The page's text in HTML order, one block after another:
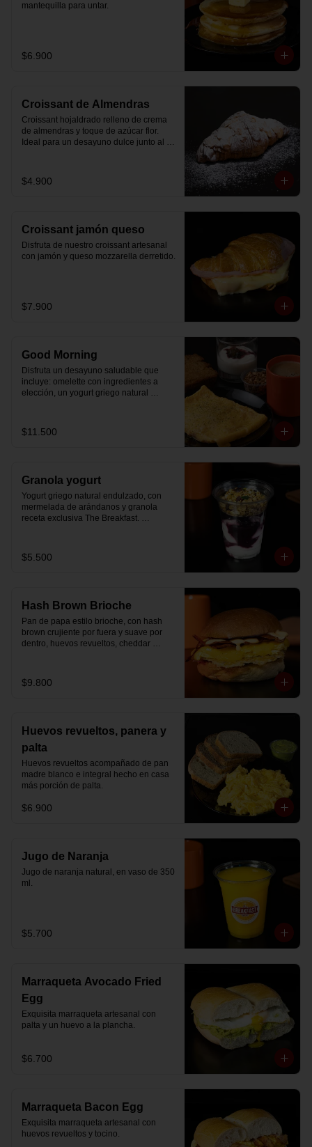
mantequilla para untar.
$6.900
Croissant de Almendras
Croissant hojaldrado relleno de crema
de almendras y toque de azúcar flor.
Ideal para un desayuno dulce junto al
$4.900
Croissant jamón queso
Disfruta de nuestro croissant artesanal
con jamón y queso mozzarella derretido.
$7.900
Good Morning
Disfruta un desayuno saludable que
incluye: omelette con ingredientes a
elección, un yogurt griego natural
Breakfast y granola (endulzada con
miel), más un café o té a elección y un
$11.500
Granola yogurt
Yogurt griego natural endulzado, con
mermelada de arándanos y granola
receta exclusiva The Breakfast.
$5.500
Hash Brown Brioche
Pan de papa estilo brioche, con hash
brown crujiente por fuera y suave por
dentro, huevos revueltos, cheddar
partir el día en modo desayuno buffet.
$9.800
Huevos revueltos, panera y
palta
Huevos revueltos acompañado de pan
madre blanco e integral hecho en casa
más porción de palta.
$6.900
Jugo de Naranja
Jugo de naranja natural, en vaso de 350
ml.
$5.700
Marraqueta Avocado Fried
Egg
Exquisita marraqueta artesanal con
palta y un huevo a la plancha.
$6.700
Marraqueta Bacon Egg
Exquisita marraqueta artesanal con
huevos revueltos y tocino.